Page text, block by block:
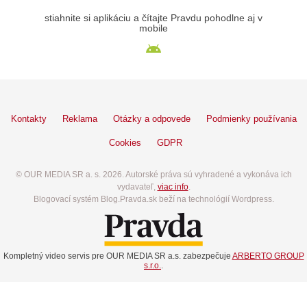
stiahnite si aplikáciu a čítajte Pravdu pohodlne aj v
mobile
Kontakty Reklama Otázky a odpovede Podmienky používania
Cookies GDPR
© OUR MEDIA SR a. s. 2026. Autorské práva sú vyhradené a vykonáva ich
vydavateľ, viac info.
Blogovací systém Blog.Pravda.sk beží na technológií Wordpress.
Kompletný video servis pre OUR MEDIA SR a.s. zabezpečuje ARBERTO GROUP
s.r.o..